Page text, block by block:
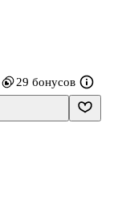
29 бонусов